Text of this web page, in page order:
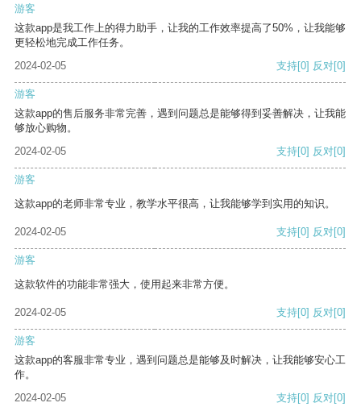
游客
这款app是我工作上的得力助手，让我的工作效率提高了50%，让我能够
更轻松地完成工作任务。
2024-02-05
支持[0] 反对[0]
游客
这款app的售后服务非常完善，遇到问题总是能够得到妥善解决，让我能
够放心购物。
2024-02-05
支持[0] 反对[0]
游客
这款app的老师非常专业，教学水平很高，让我能够学到实用的知识。
2024-02-05 支持[0] 反对[0]
游客
这款软件的功能非常强大，使用起来非常方便。
2024-02-05 支持[0] 反对[0]
游客
这款app的客服非常专业，遇到问题总是能够及时解决，让我能够安心工
作。
2024-02-05
支持[0] 反对[0]